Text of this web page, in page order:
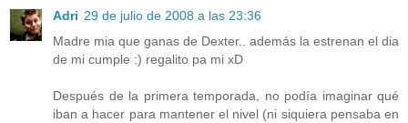
Adri 29 de julio de 2008 a las 23:36
Madre mia que ganas de Dexter.. además la estrenan el dia
de mi cumple :) regalito pa mi xD
Después de la primera temporada, no podía imaginar qué
iban a hacer para mantener el nivel (ni siquiera pensaba en